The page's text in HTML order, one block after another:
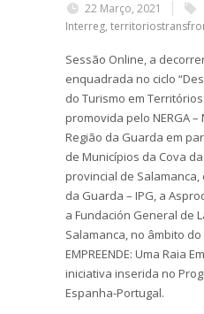
22 Março, 2021
Interreg,
Sessão Online, a
enquadrada no ciclo
do Turismo em
promovida pelo NERGA
Região da Guarda em
de Municípios da Cova
provincial de Salamanca,
da Guarda – IPG, a
a Fundación General de
Salamanca, no âmbito do
EMPREENDE: Uma Raia
iniciativa inserida no
Espanha-Portugal.